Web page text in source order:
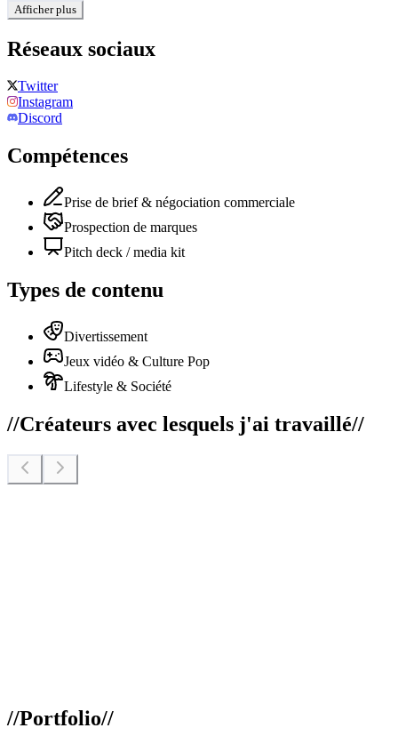
Afficher plus
Réseaux sociaux
Twitter
Instagram
Discord
Compétences
Prise de brief & négociation commerciale
Prospection de marques
Pitch deck / media kit
Types de contenu
Divertissement
Jeux vidéo & Culture Pop
Lifestyle & Société
//Créateurs avec lesquels j'ai travaillé//
//Portfolio//